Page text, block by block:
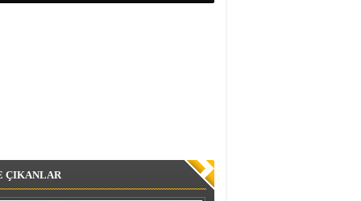
ÇIKANLAR